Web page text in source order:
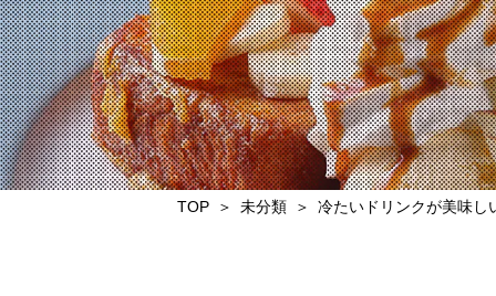
TOP 未分類 冷たいドリンクが美味し